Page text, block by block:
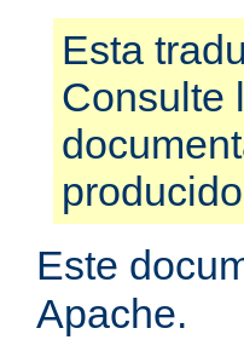
Esta
Consulte
Este
Apache.